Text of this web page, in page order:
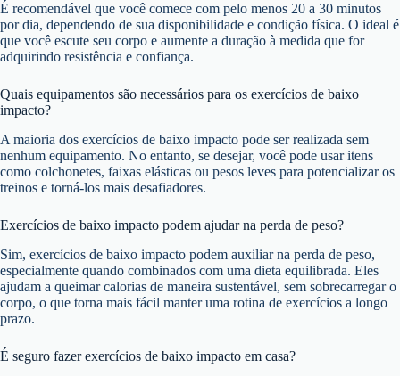
É recomendável que você comece com pelo menos 20 a 30 minutos
por dia, dependendo de sua disponibilidade e condição física. O ideal é
que você escute seu corpo e aumente a duração à medida que for
adquirindo resistência e confiança.
Quais equipamentos são necessários para os exercícios de baixo
impacto?
A maioria dos exercícios de baixo impacto pode ser realizada sem
nenhum equipamento. No entanto, se desejar, você pode usar itens
como colchonetes, faixas elásticas ou pesos leves para potencializar os
treinos e torná-los mais desafiadores.
Exercícios de baixo impacto podem ajudar na perda de peso?
Sim, exercícios de baixo impacto podem auxiliar na perda de peso,
especialmente quando combinados com uma dieta equilibrada. Eles
ajudam a queimar calorias de maneira sustentável, sem sobrecarregar o
corpo, o que torna mais fácil manter uma rotina de exercícios a longo
prazo.
É seguro fazer exercícios de baixo impacto em casa?